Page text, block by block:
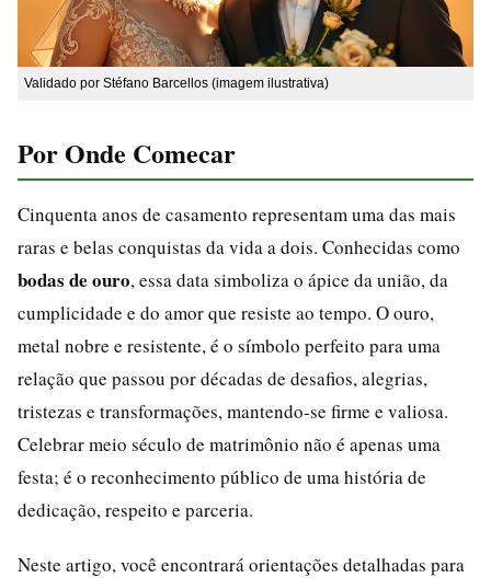
Validado por Stéfano Barcellos (imagem ilustrativa)
Por Onde Comecar
Cinquenta anos de casamento representam uma das mais
raras e belas conquistas da vida a dois. Conhecidas como
bodas de ouro, essa data simboliza o ápice da união, da
cumplicidade e do amor que resiste ao tempo. O ouro,
metal nobre e resistente, é o símbolo perfeito para uma
relação que passou por décadas de desafios, alegrias,
tristezas e transformações, mantendo-se firme e valiosa.
Celebrar meio século de matrimônio não é apenas uma
festa; é o reconhecimento público de uma história de
dedicação, respeito e parceria.
Neste artigo, você encontrará orientações detalhadas para